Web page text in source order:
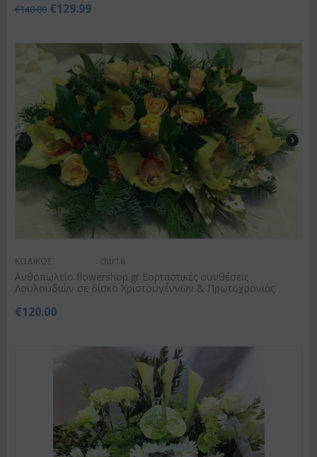
€140.00 €129.99
ΚΩΔΙΚΟΣ: chtr16
Ανθοπωλείο flowershop.gr Εορταστικές συνθέσεις
Λουλουδιών σε δίσκο Χριστουγέννων & Πρωτοχρονιάς.
€120.00